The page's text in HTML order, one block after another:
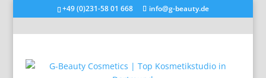
+49 (0)231-58 01 668 info@g-beauty.de